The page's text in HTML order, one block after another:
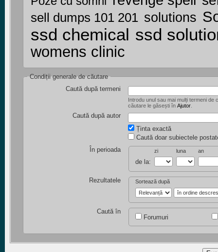
sell dumps 101 201 solutions
ssd chemical ssd
womens clinic
Condiții generale de căutare
Caută după termeni
Introdu unul sau mai mulți termeni de căutare.
căutare le găsești în Ajutor
Caută după autor
Ținta exactă
Caută doar subiectele
În perioada
de la:
zi luna an
Rezultatele Sortează după
Caută în
Forumuri